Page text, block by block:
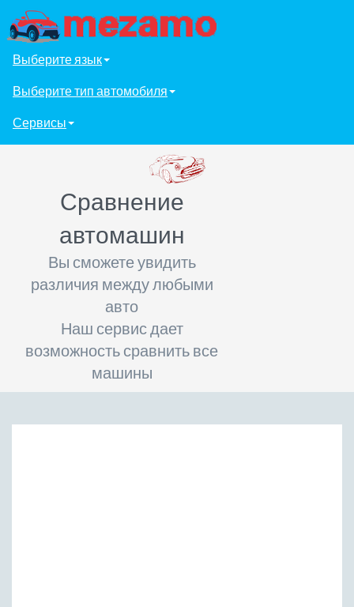
Выберите язык
Выберите тип автомобиля
Сервисы
Сравнение
автомашин
Вы сможете увидить
различия между любыми
авто
Наш сервис дает
возможность сравнить все
машины